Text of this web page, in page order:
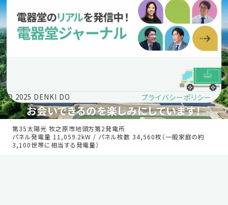
© 2025 DENKI DO プライバシーポリシー
お会いできるのを楽しみにしています！
第35太陽光 牧之原市地頭方第2発電所
パネル発電量 11,059.2kW / パネル枚数 34,560枚（一般家庭の約
3,100世帯に相当する発電量）